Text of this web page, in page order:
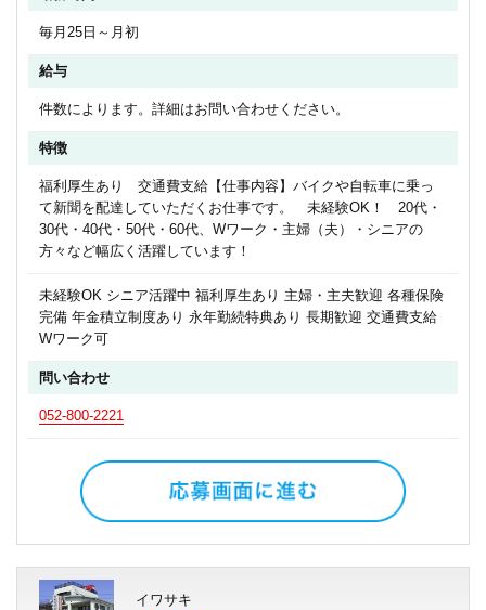
毎月25日～月初
給与
件数によります。詳細はお問い合わせください。
特徴
福利厚生あり 交通費支給【仕事内容】バイクや自転車に乗っ
て新聞を配達していただくお仕事です。 未経験OK！ 20代・
30代・40代・50代・60代、Wワーク・主婦（夫）・シニアの
方々など幅広く活躍しています！
未経験OK シニア活躍中 福利厚生あり 主婦・主夫歓迎 各種保険
完備 年金積立制度あり 永年勤続特典あり 長期歓迎 交通費支給
Wワーク可
問い合わせ
052-800-2221
イワサキ